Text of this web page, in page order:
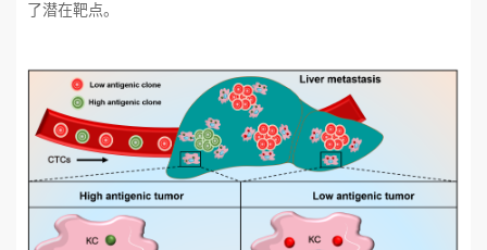
了潜在靶点。